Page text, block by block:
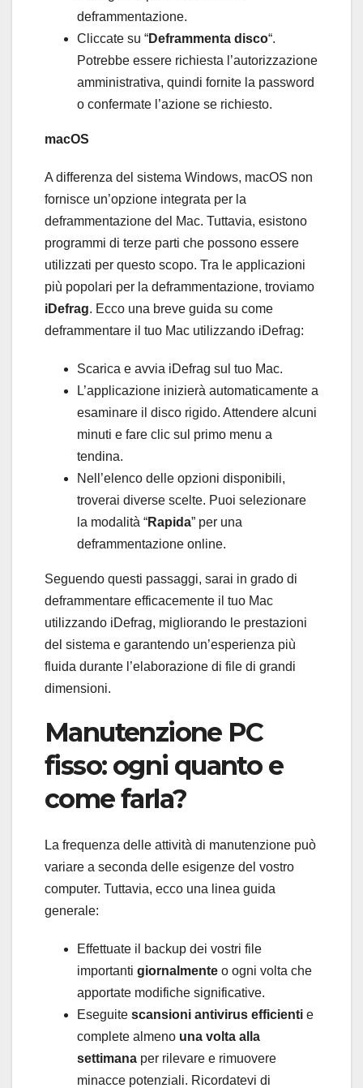
deframmentazione.
Cliccate su “Deframmenta disco“.
Potrebbe essere richiesta l’autorizzazione
amministrativa, quindi fornite la password
o confermate l’azione se richiesto.
macOS
A differenza del sistema Windows, macOS non
fornisce un’opzione integrata per la
deframmentazione del Mac. Tuttavia, esistono
programmi di terze parti che possono essere
utilizzati per questo scopo. Tra le applicazioni
più popolari per la deframmentazione, troviamo
iDefrag. Ecco una breve guida su come
deframmentare il tuo Mac utilizzando iDefrag:
Scarica e avvia iDefrag sul tuo Mac.
L’applicazione inizierà automaticamente a
esaminare il disco rigido. Attendere alcuni
minuti e fare clic sul primo menu a
tendina.
Nell’elenco delle opzioni disponibili,
troverai diverse scelte. Puoi selezionare
la modalità “Rapida” per una
deframmentazione online.
Seguendo questi passaggi, sarai in grado di
deframmentare efficacemente il tuo Mac
utilizzando iDefrag, migliorando le prestazioni
del sistema e garantendo un’esperienza più
fluida durante l’elaborazione di file di grandi
dimensioni.
Manutenzione PC
fisso: ogni quanto e
come farla?
La frequenza delle attività di manutenzione può
variare a seconda delle esigenze del vostro
computer. Tuttavia, ecco una linea guida
generale:
Effettuate il backup dei vostri file
importanti giornalmente o ogni volta che
apportate modifiche significative.
Eseguite scansioni antivirus efficienti e
complete almeno una volta alla
settimana per rilevare e rimuovere
minacce potenziali. Ricordatevi di